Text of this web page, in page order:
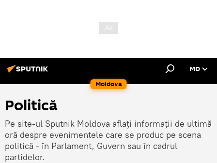
Moldova
MD
Politică
Pe site-ul Sputnik Moldova aflați informații de ultimă
oră despre evenimentele care se produc pe scena
politică - în Parlament, Guvern sau în cadrul
partidelor.